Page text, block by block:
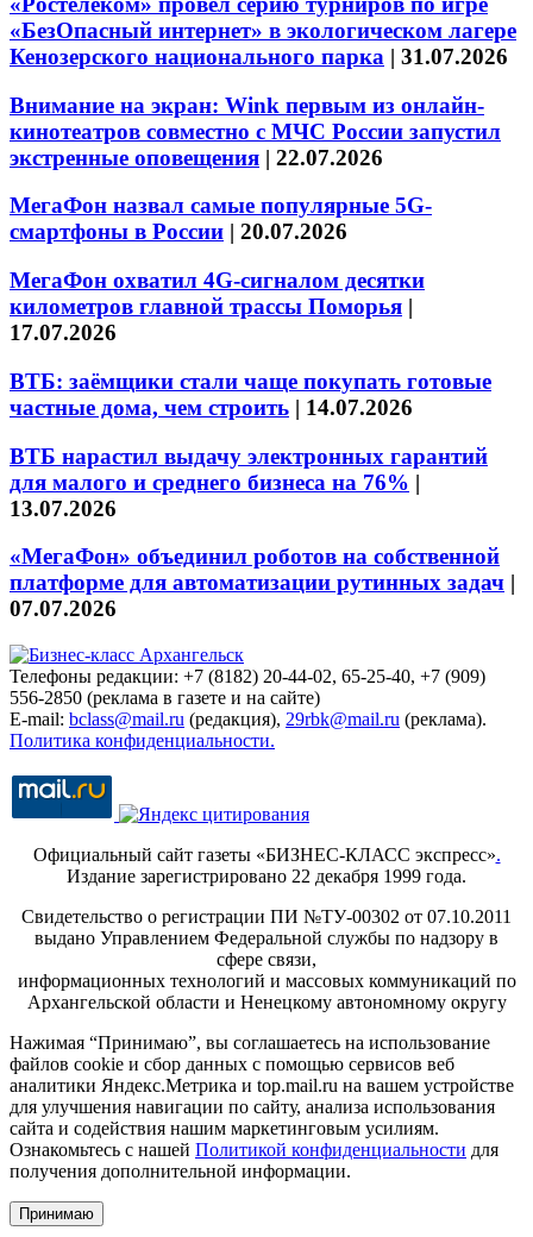
«БезОпасный интернет» в экологическом лагере
Кенозерского национального парка | 31.07.2026
Внимание на экран: Wink первым из онлайн-
кинотеатров совместно с МЧС России запустил
экстренные оповещения | 22.07.2026
МегаФон назвал самые популярные 5G-
смартфоны в России | 20.07.2026
МегаФон охватил 4G-сигналом десятки
километров главной трассы Поморья |
17.07.2026
ВТБ: заёмщики стали чаще покупать готовые
частные дома, чем строить | 14.07.2026
ВТБ нарастил выдачу электронных гарантий
для малого и среднего бизнеса на 76% |
13.07.2026
«МегаФон» объединил роботов на собственной
платформе для автоматизации рутинных задач |
07.07.2026
Телефоны редакции: +7 (8182) 20-44-02, 65-25-40, +7 (909)
556-2850 (реклама в газете и на сайте)
E-mail: bclass@mail.ru (редакция), 29rbk@mail.ru (реклама).
Политика конфиденциальности.
Официальный сайт газеты «БИЗНЕС-КЛАСС экспресс».
Издание зарегистрировано 22 декабря 1999 года.
Свидетельство о регистрации ПИ №ТУ-00302 от 07.10.2011
выдано Управлением Федеральной службы по надзору в
сфере связи,
информационных технологий и массовых коммуникаций по
Архангельской области и Ненецкому автономному округу
Нажимая “Принимаю”, вы соглашаетесь на использование
файлов cookie и сбор данных с помощью сервисов веб
аналитики Яндекс.Метрика и top.mail.ru на вашем устройстве
для улучшения навигации по сайту, анализа использования
сайта и содействия нашим маркетинговым усилиям.
Ознакомьтесь с нашей Политикой конфиденциальности для
получения дополнительной информации.
Принимаю